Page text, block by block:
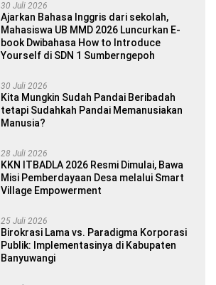
30 Juli 2026
Ajarkan Bahasa Inggris dari sekolah,
Mahasiswa UB MMD 2026 Luncurkan E-
book Dwibahasa How to Introduce
Yourself di SDN 1 Sumberngepoh
30 Juli 2026
Kita Mungkin Sudah Pandai Beribadah
tetapi Sudahkah Pandai Memanusiakan
Manusia?
28 Juli 2026
KKN ITBADLA 2026 Resmi Dimulai, Bawa
Misi Pemberdayaan Desa melalui Smart
Village Empowerment
25 Juli 2026
Birokrasi Lama vs. Paradigma Korporasi
Publik: Implementasinya di Kabupaten
Banyuwangi